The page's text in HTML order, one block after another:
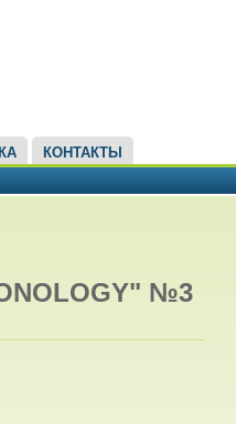
КОНТАКТЫ
№3